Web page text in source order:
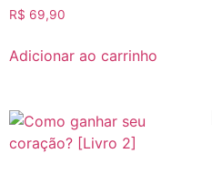
R$ 69,90
Adicionar ao carrinho